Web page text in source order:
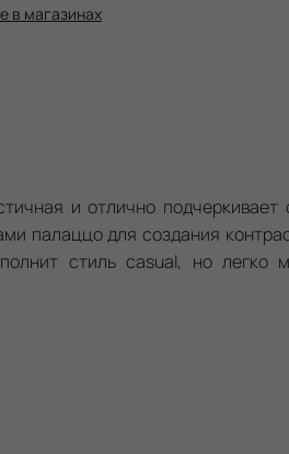
в магазинах
и отлично подчеркивает
палаццо для создания
стиль casual, но легко